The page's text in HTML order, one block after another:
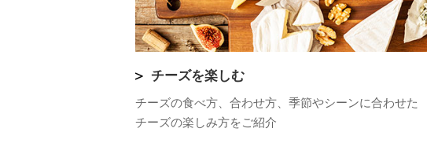
チーズを楽しむ
チーズの食べ方、合わせ方、季節やシーンに合わせた
チーズの楽しみ方をご紹介